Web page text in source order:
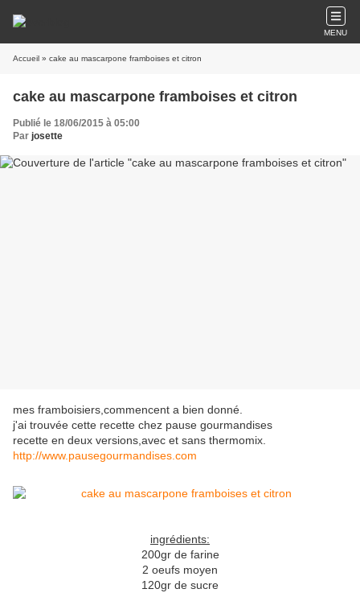
MENU
Accueil » cake au mascarpone framboises et citron
cake au mascarpone framboises et citron
Publié le 18/06/2015 à 05:00
Par josette
mes framboisiers,commencent a bien donné.
j'ai trouvée cette recette chez pause gourmandises
recette en deux versions,avec et sans thermomix.
http://www.pausegourmandises.com
ingrédients:
200gr de farine
2 oeufs moyen
120gr de sucre